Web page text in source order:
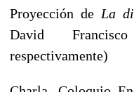
Proyección de La
David
respectivamente)